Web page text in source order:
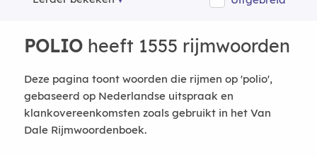
POLIOheeft 1555 rijmwoorden
Deze pagina toont woorden die rijmen op 'polio',
gebaseerd op Nederlandse uitspraak en
klankovereenkomsten zoals gebruikt in het Van
Dale Rijmwoordenboek.